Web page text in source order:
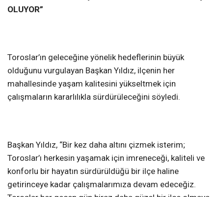
OLUYOR”
Toroslar’ın geleceğine yönelik hedeflerinin büyük
olduğunu vurgulayan Başkan Yıldız, ilçenin her
mahallesinde yaşam kalitesini yükseltmek için
çalışmaların kararlılıkla sürdürüleceğini söyledi.
Başkan Yıldız, “Bir kez daha altını çizmek isterim;
Toroslar’ı herkesin yaşamak için imreneceği, kaliteli ve
konforlu bir hayatın sürdürüldüğü bir ilçe haline
getirinceye kadar çalışmalarımıza devam edeceğiz.